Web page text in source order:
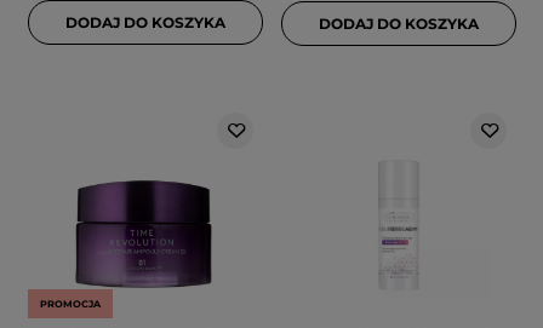
DODAJ DO KOSZYKA DODAJ DO KOSZYKA
PROMOCJA